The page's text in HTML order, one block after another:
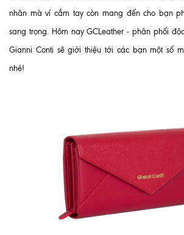
nhân mà ví cầm tay còn mang đến cho bạn
sang trọng. Hôm nay GCLeather - phân phối
Gianni Conti sẽ giới thiệu tới các bạn một số
nhé!